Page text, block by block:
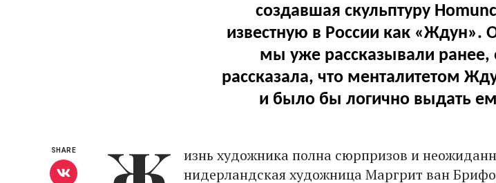
создавшая скульптуру
известную в России как «Ждун».
мы уже рассказывали ранее,
рассказала, что менталитетом
и было бы логично выдать
изнь художника полна сюрпризов и
нидерландская художница Маргрит ван
SHARE